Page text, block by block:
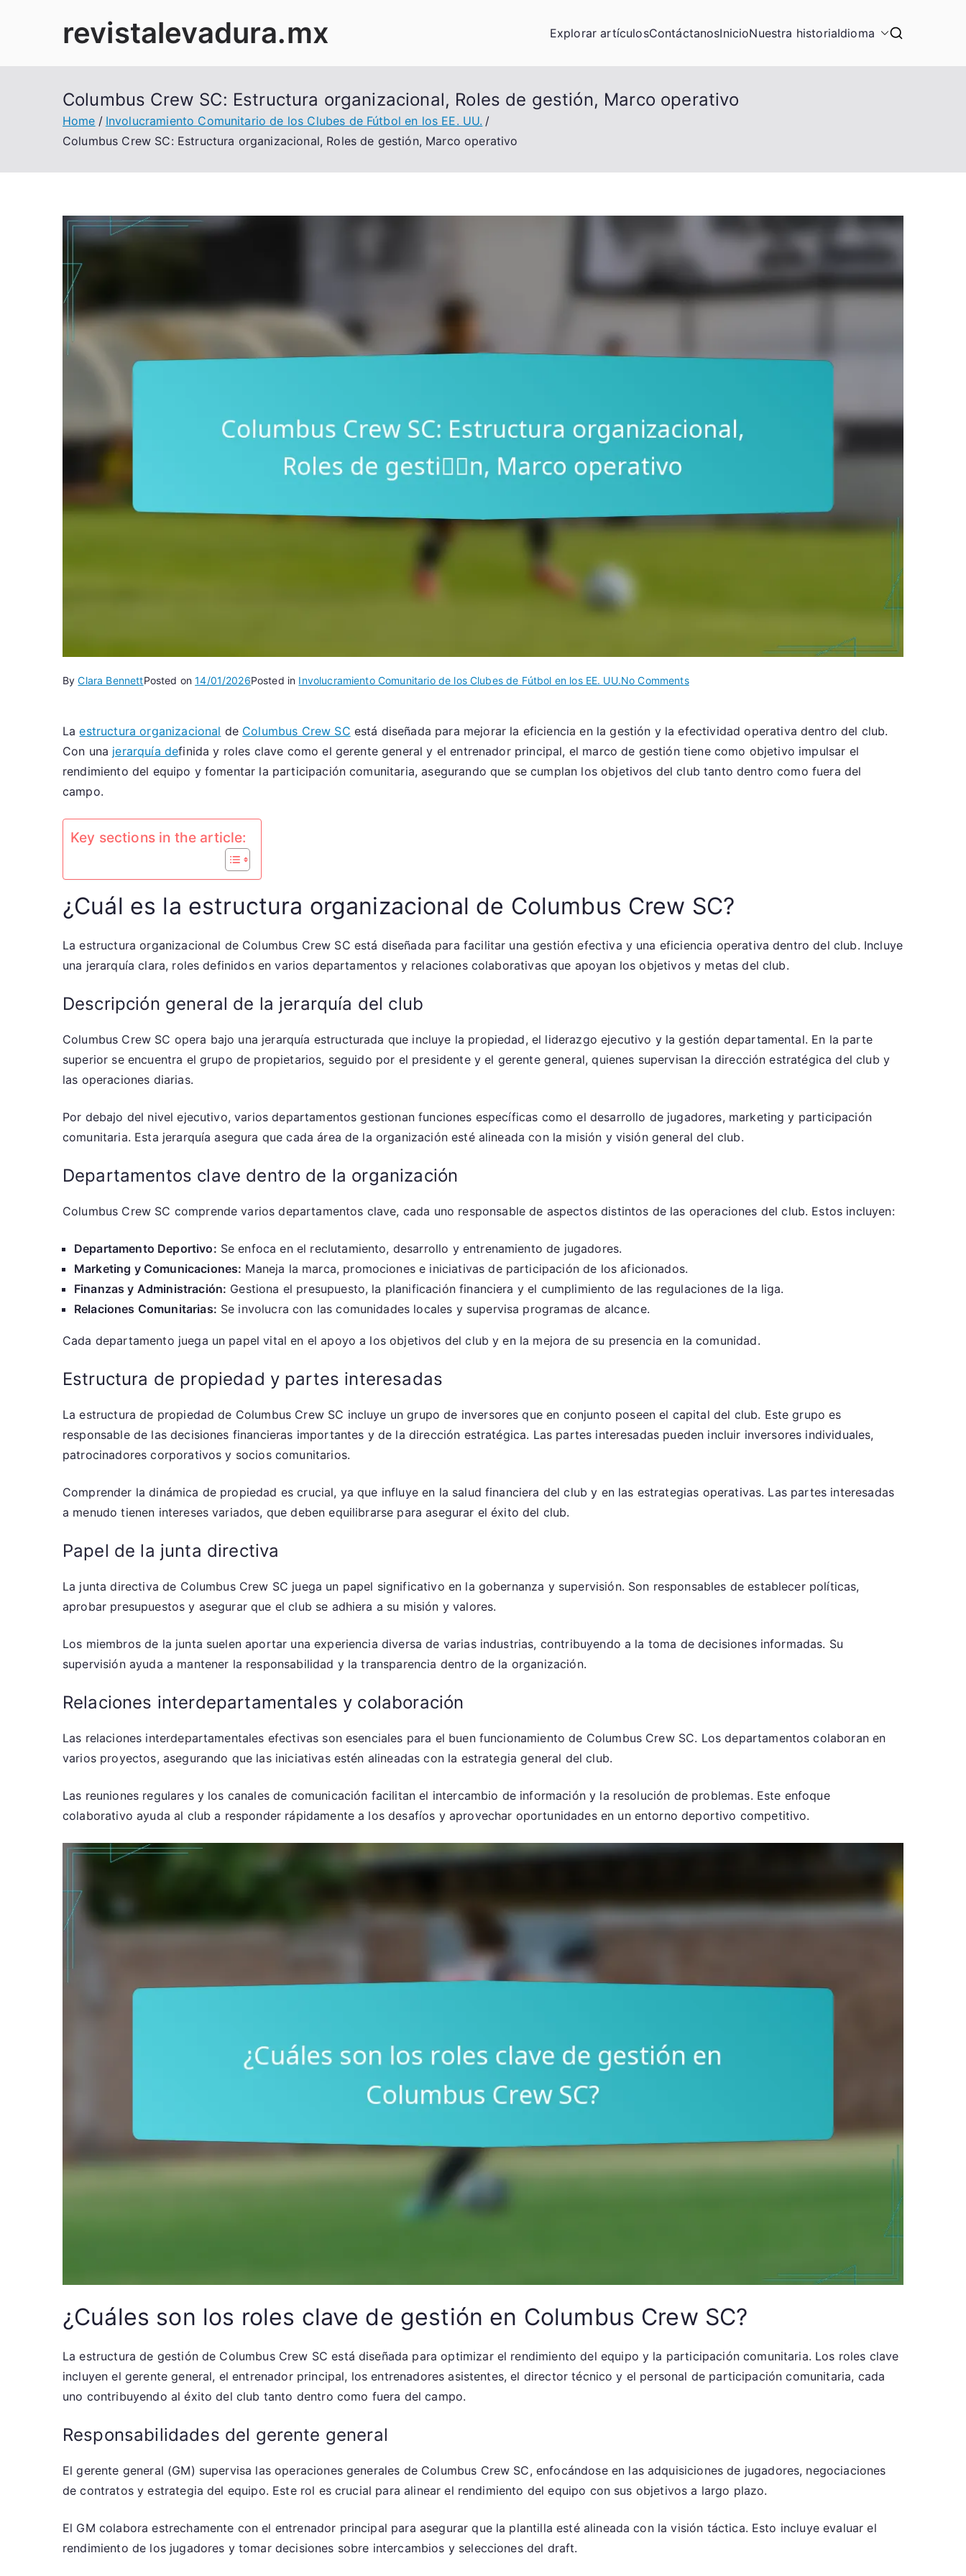
revistalevadura.mx Explorar artículosContáctanosInicioNuestra historiaIdioma
Columbus Crew SC: Estructura organizacional, Roles de gestión, Marco operativo
Home
Involucramiento Comunitario de los Clubes de Fútbol en los EE. UU.
Columbus Crew SC: Estructura organizacional, Roles de gestión, Marco operativo
ByClara BennettPosted on14/01/2026Posted in Involucramiento Comunitario de los Clubes de Fútbol en los EE. UU.No Commentson
SC:
Estructura
organizacional,
Laestructura organizacional de Columbus Crew SC está diseñada para mejorar la eficiencia en la gestión y la efectividad operativa dentro del club.
Con una jerarquía definida y roles clave como el gerente general y el entrenador principal, el marco de gestión tiene como objetivo impulsar el
rendimiento del equipo y fomentar la participación comunitaria, asegurando que se cumplan los objetivos del club tanto dentro como fuera del
campo.
Key sections in the article:
¿Cuál es la estructura organizacional de Columbus Crew SC?
La estructura organizacional de Columbus Crew SC está diseñada para facilitar una gestión efectiva y una eficiencia operativa dentro del club. Incluye
una jerarquía clara, roles definidos en varios departamentos y relaciones colaborativas que apoyan los objetivos y metas del club.
Descripción general de la jerarquía del club
Columbus Crew SC opera bajo una jerarquía estructurada que incluye la propiedad, el liderazgo ejecutivo y la gestión departamental. En la parte
superior se encuentra el grupo de propietarios, seguido por el presidente y el gerente general, quienes supervisan la dirección estratégica del club y
las operaciones diarias.
Por debajo del nivel ejecutivo, varios departamentos gestionan funciones específicas como el desarrollo de jugadores, marketing y participación
comunitaria. Esta jerarquía asegura que cada área de la organización esté alineada con la misión y visión general del club.
Departamentos clave dentro de la organización
Columbus Crew SC comprende varios departamentos clave, cada uno responsable de aspectos distintos de las operaciones del club. Estos incluyen:
Departamento Deportivo: Se enfoca en el reclutamiento, desarrollo y entrenamiento de jugadores.
Marketing y Comunicaciones: Maneja la marca, promociones e iniciativas de participación de los aficionados.
Finanzas y Administración: Gestiona el presupuesto, la planificación financiera y el cumplimiento de las regulaciones de la liga.
Relaciones Comunitarias: Se involucra con las comunidades locales y supervisa programas de alcance.
Cada departamento juega un papel vital en el apoyo a los objetivos del club y en la mejora de su presencia en la comunidad.
Estructura de propiedad y partes interesadas
La estructura de propiedad de Columbus Crew SC incluye un grupo de inversores que en conjunto poseen el capital del club. Este grupo es
responsable de las decisiones financieras importantes y de la dirección estratégica. Las partes interesadas pueden incluir inversores individuales,
patrocinadores corporativos y socios comunitarios.
Comprender la dinámica de propiedad es crucial, ya que influye en la salud financiera del club y en las estrategias operativas. Las partes interesadas
a menudo tienen intereses variados, que deben equilibrarse para asegurar el éxito del club.
Papel de la junta directiva
La junta directiva de Columbus Crew SC juega un papel significativo en la gobernanza y supervisión. Son responsables de establecer políticas,
aprobar presupuestos y asegurar que el club se adhiera a su misión y valores.
Los miembros de la junta suelen aportar una experiencia diversa de varias industrias, contribuyendo a la toma de decisiones informadas. Su
supervisión ayuda a mantener la responsabilidad y la transparencia dentro de la organización.
Relaciones interdepartamentales y colaboración
Las relaciones interdepartamentales efectivas son esenciales para el buen funcionamiento de Columbus Crew SC. Los departamentos colaboran en
varios proyectos, asegurando que las iniciativas estén alineadas con la estrategia general del club.
Las reuniones regulares y los canales de comunicación facilitan el intercambio de información y la resolución de problemas. Este enfoque
colaborativo ayuda al club a responder rápidamente a los desafíos y aprovechar oportunidades en un entorno deportivo competitivo.
¿Cuáles son los roles clave de gestión en Columbus Crew SC?
La estructura de gestión de Columbus Crew SC está diseñada para optimizar el rendimiento del equipo y la participación comunitaria. Los roles clave
incluyen el gerente general, el entrenador principal, los entrenadores asistentes, el director técnico y el personal de participación comunitaria, cada
uno contribuyendo al éxito del club tanto dentro como fuera del campo.
Responsabilidades del gerente general
El gerente general (GM) supervisa las operaciones generales de Columbus Crew SC, enfocándose en las adquisiciones de jugadores, negociaciones
de contratos y estrategia del equipo. Este rol es crucial para alinear el rendimiento del equipo con sus objetivos a largo plazo.
El GM colabora estrechamente con el entrenador principal para asegurar que la plantilla esté alineada con la visión táctica. Esto incluye evaluar el
rendimiento de los jugadores y tomar decisiones sobre intercambios y selecciones del draft.